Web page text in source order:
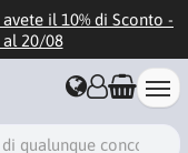
il 10% di Sconto -
20/08